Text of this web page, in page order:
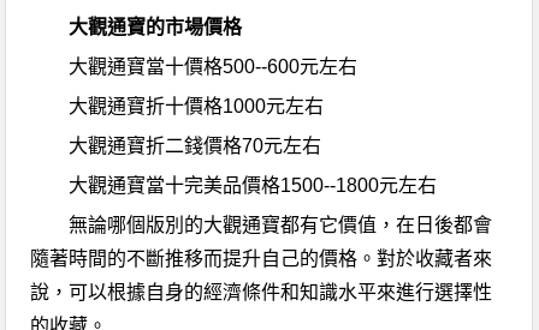
大觀通寶的市場價格
大觀通寶當十價格500--600元左右
大觀通寶折十價格1000元左右
大觀通寶折二錢價格70元左右
大觀通寶當十完美品價格1500--1800元左右
無論哪個版別的大觀通寶都有它價值，在日後都會
隨著時間的不斷推移而提升自己的價格。對於收藏者來
說，可以根據自身的經濟條件和知識水平來進行選擇性